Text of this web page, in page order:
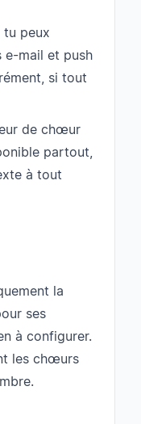
tu peux
mail et push
si tout
de chœur
partout,
à tout
la
ses
à configurer.
les chœurs